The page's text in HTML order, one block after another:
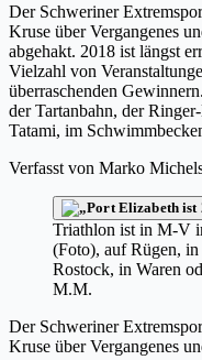
Der Schweriner
Kruse über Vergangenes
abgehakt. 2018 ist längst
Vielzahl von
überraschenden
der Tartanbahn, der
Tatami, im
Verfasst von Marko
Triathlon ist in M-V
(Foto), auf Rügen,
Rostock, in Waren
M.M.
Der Schweriner
Kruse über Vergangenes